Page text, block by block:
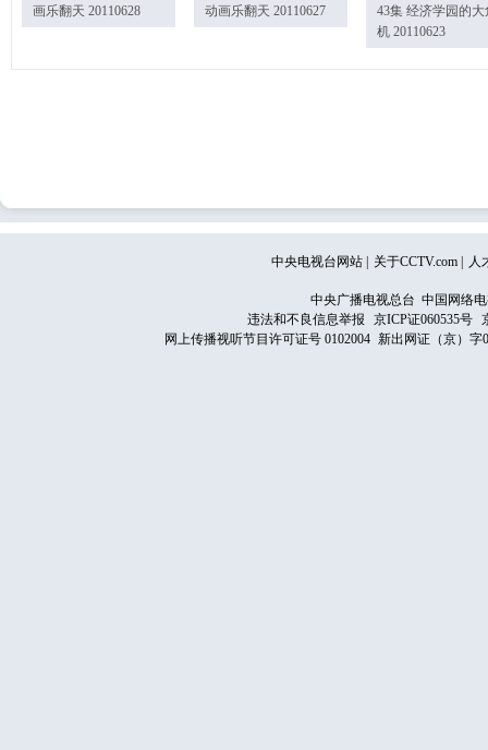
画乐翻天 20110628
动画乐翻天 20110627
43集 经济学园的大
机 20110623
中央电视台网站 关于CCTV.com 人
中央广播电视总台 中国网络
违法和不良信息举报
京ICP证060535号
网上传播视听节目许可证号 0102004 新出网证（京）